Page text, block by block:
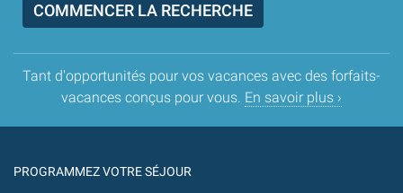
Tant d'opportunités pour vos vacances avec des forfaits-
vacances conçus pour vous. En savoir plus ›
PROGRAMMEZ VOTRE SÉJOUR